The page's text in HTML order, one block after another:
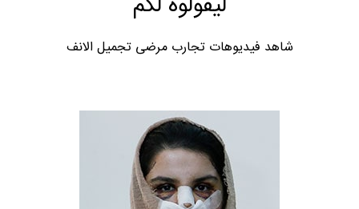
شاهد فيديوهات تجارب مرضى تجميل الانف